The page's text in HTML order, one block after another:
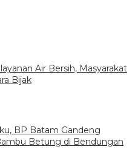
Air Bersih, Masyarakat
Bijak
BP Batam Gandeng
Betung di Bendungan